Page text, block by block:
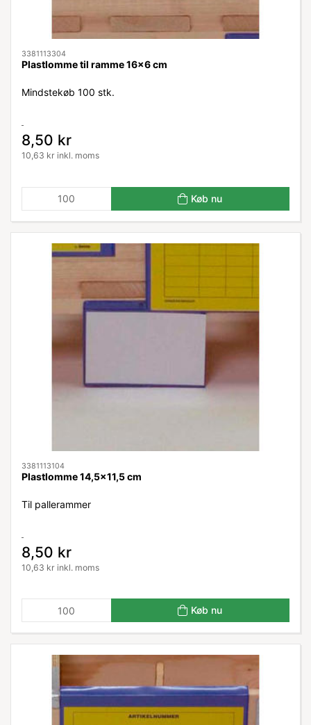
3381113304
Plastlomme til ramme 16x6 cm
Mindstekøb 100 stk.
8,50 kr
10,63 kr inkl. moms
Køb nu
3381113104
Plastlomme 14,5x11,5 cm
Til pallerammer
8,50 kr
10,63 kr inkl. moms
Køb nu